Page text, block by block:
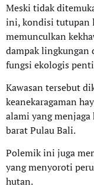
Meski tidak
ini, kondisi tutupan
memunculkan
dampak lingkungan
fungsi ekologis
Kawasan tersebut
keanekaragaman
alami yang
barat Pulau Bali.
Polemik ini juga
yang menyoroti
hutan.